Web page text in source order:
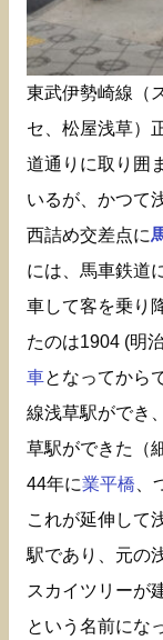
東武伊勢崎線（
セ、松屋浅草）
道通りに取り囲
いるが、かつて
西詰め交差点に
には、馬車鉄道
車して客を乗り
たのは1904 (明
車となってから
線浅草駅ができ
草駅ができた（
44年に業平橋
これが延伸して
駅であり、元の
スカイツリーが
という名前にな